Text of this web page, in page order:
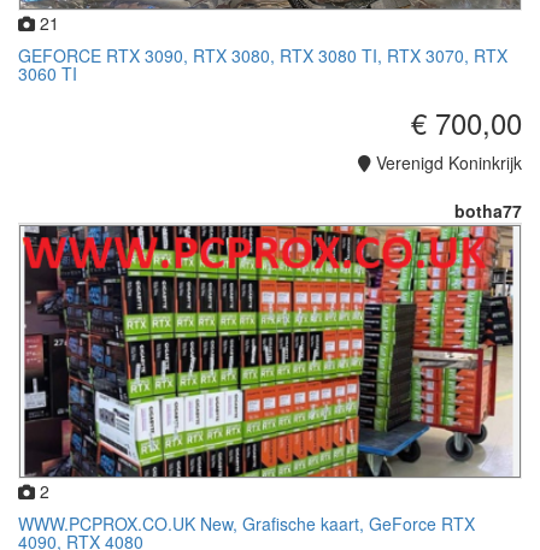
21
GEFORCE RTX 3090, RTX 3080, RTX 3080 TI, RTX 3070, RTX
3060 TI
€ 700,00
Verenigd Koninkrijk
botha77
2
WWW.PCPROX.CO.UK New, Grafische kaart, GeForce RTX
4090, RTX 4080